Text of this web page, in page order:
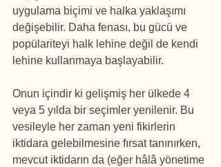
uygulama biçimi ve halka yaklaşımı
değişebilir. Daha fenası, bu gücü ve
popülariteyi halk lehine değil de kendi
lehine kullanmaya başlayabilir.
Onun içindir ki gelişmiş her ülkede 4
veya 5 yılda bir seçimler yenilenir. Bu
vesileyle her zaman yeni fikirlerin
iktidara gelebilmesine fırsat tanınırken,
mevcut iktidarın da (eğer hâlâ yönetime